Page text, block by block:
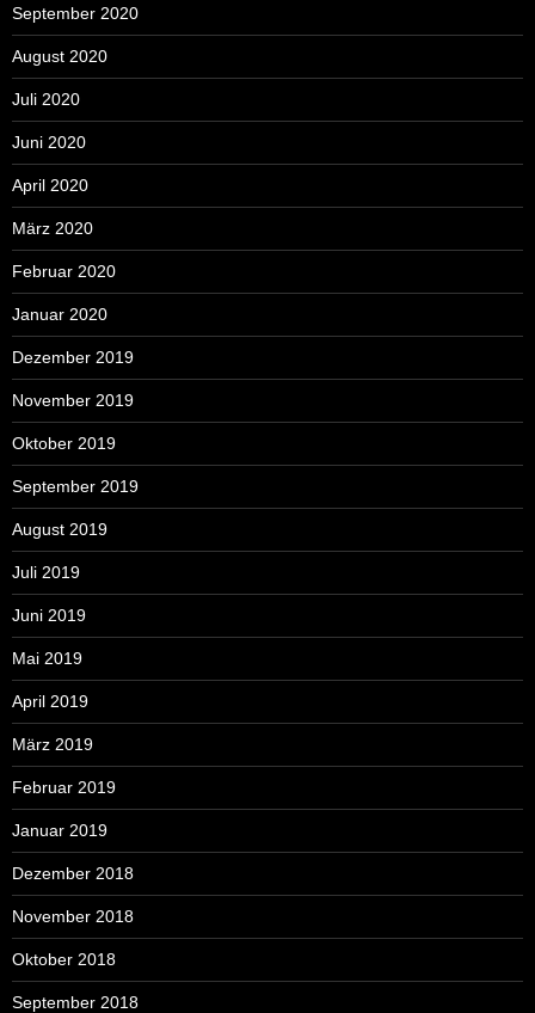
September 2020
August 2020
Juli 2020
Juni 2020
April 2020
März 2020
Februar 2020
Januar 2020
Dezember 2019
November 2019
Oktober 2019
September 2019
August 2019
Juli 2019
Juni 2019
Mai 2019
April 2019
März 2019
Februar 2019
Januar 2019
Dezember 2018
November 2018
Oktober 2018
September 2018